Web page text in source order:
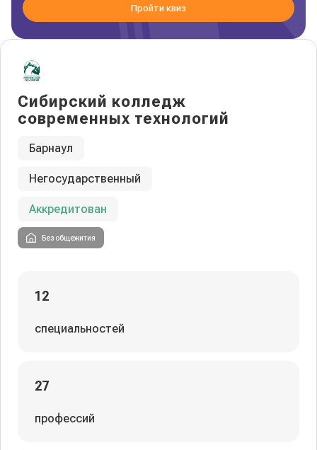
Сибирский колледж
современных технологий
Барнаул
Негосударственный
Аккредитован
Без общежития
12
специальностей
27
профессий
Пройти квиз